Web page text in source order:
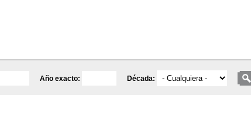
Año exacto: Década: